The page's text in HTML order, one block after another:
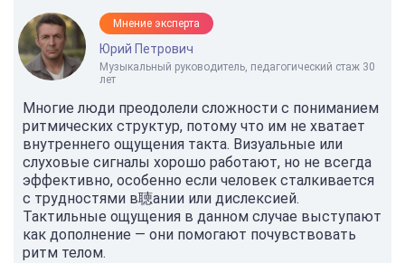
Мнение эксперта
Юрий Петрович
Музыкальный руководитель, педагогический стаж 30
лет
Многие люди преодолели сложности с пониманием
ритмических структур, потому что им не хватает
внутреннего ощущения такта. Визуальные или
слуховые сигналы хорошо работают, но не всегда
эффективно, особенно если человек сталкивается
с трудностями в聴ании или дислексией.
Тактильные ощущения в данном случае выступают
как дополнение — они помогают почувствовать
ритм телом.